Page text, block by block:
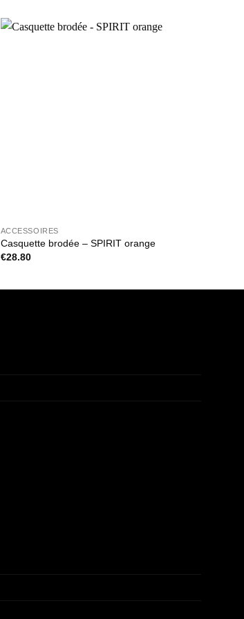
ACCESSOIRES
Casquette brodée – SPIRIT orange
€28.80